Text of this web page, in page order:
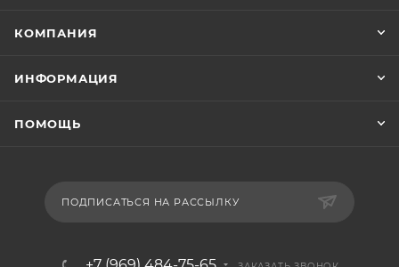
КОМПАНИЯ
ИНФОРМАЦИЯ
ПОМОЩЬ
ПОДПИСАТЬСЯ НА РАССЫЛКУ